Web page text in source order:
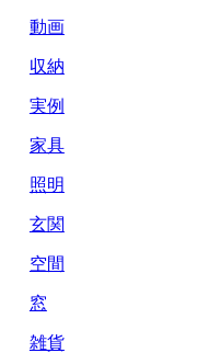
動画
収納
実例
家具
照明
玄関
空間
窓
雑貨